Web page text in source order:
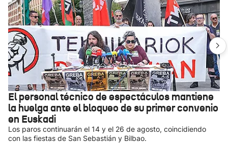
El personal técnico de espectáculos mantiene
la huelga ante el bloqueo de su primer convenio
en Euskadi
Los paros continuarán el 14 y el 26 de agosto, coincidiendo
con las fiestas de San Sebastián y Bilbao.